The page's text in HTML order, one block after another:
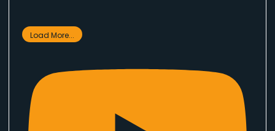
Load More...